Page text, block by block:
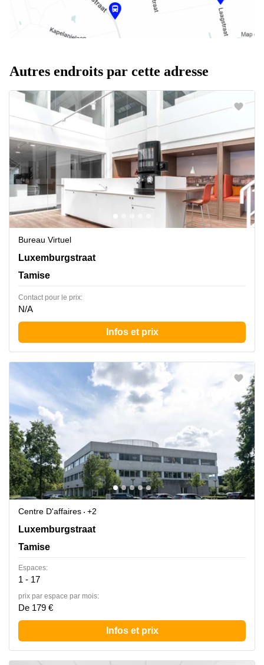
Autres endroits par cette adresse
Bureau Virtuel
Luxemburgstraat 20, Tamise
Luxemburgstraat
Tamise
Contact pour le prix:
N/A
Infos et prix
Centre D'affaires
+2
Luxemburgstraat 20, Tamise
Luxemburgstraat
Tamise
Espaces:
1 - 17
prix par espace par mois:
De 179 €
Infos et prix